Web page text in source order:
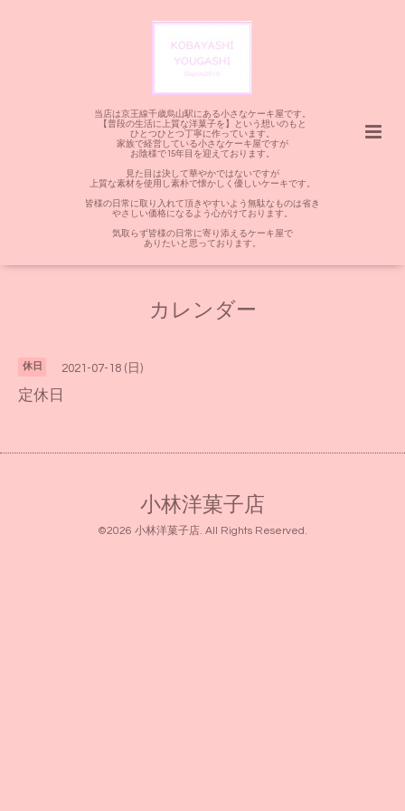
当店は京王線千歳烏山駅にある小さなケーキ屋です。
【普段の生活に上質な洋菓子を】という想いのもと
ひとつひとつ丁寧に作っています。
家族で経営している小さなケーキ屋ですが
お陰様で15年目を迎えております。
見た目は決して華やかではないですが
上質な素材を使用し素朴で懐かしく優しいケーキです。
皆様の日常に取り入れて頂きやすいよう無駄なものは省き
やさしい価格になるよう心がけております。
気取らず皆様の日常に寄り添えるケーキ屋で
ありたいと思っております。
カレンダー
休日 2021-07-18 (日)
定休日
小林洋菓子店
©2026 小林洋菓子店. All Rights Reserved.